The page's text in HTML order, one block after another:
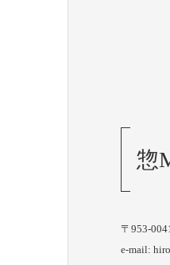
惣
〒953-
e-mail: